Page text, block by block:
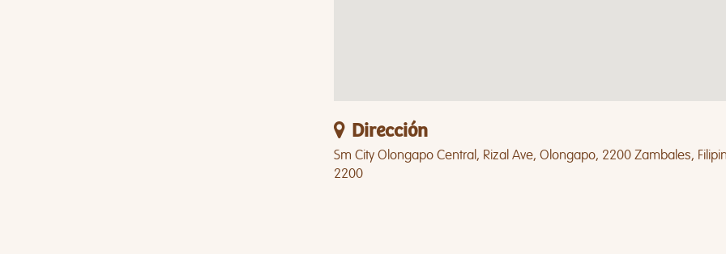
Dirección
Sm City Olongapo Central, Rizal Ave, Olongapo, 2200 Zambales,
2200